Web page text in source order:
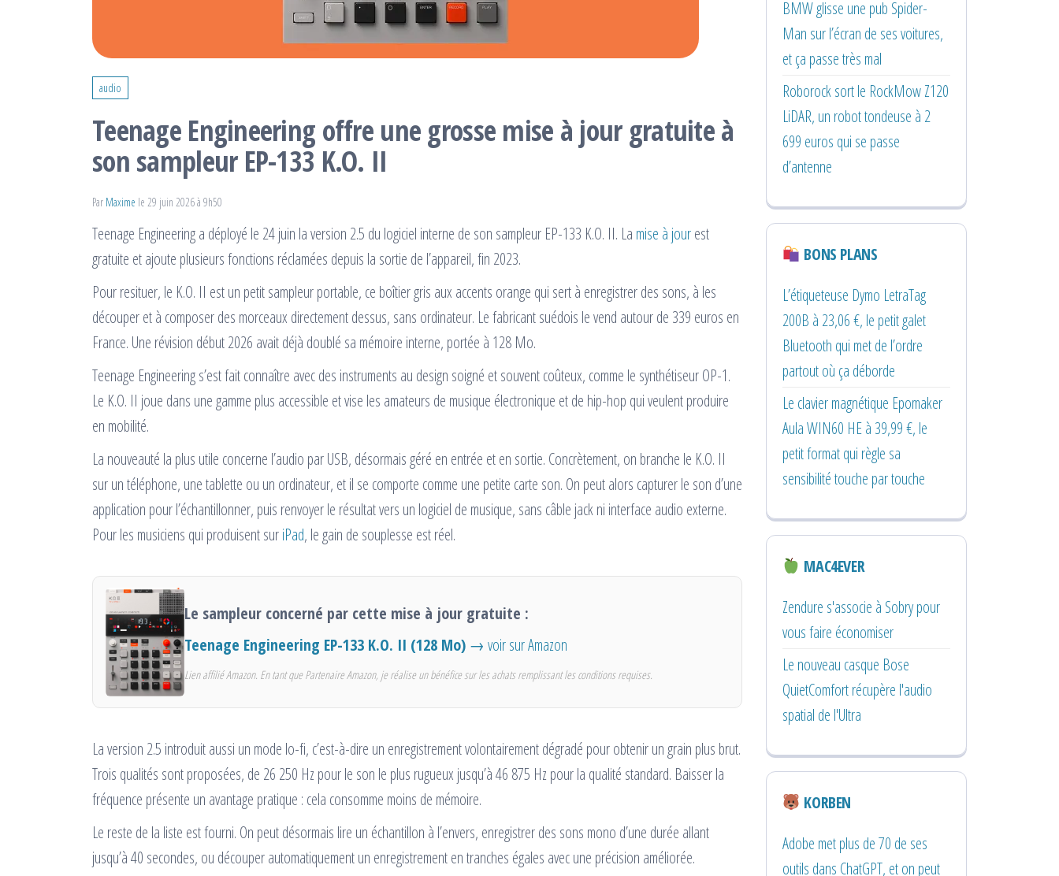
audio
Teenage Engineering offre une grosse mise à jour gratuite à
son sampleur EP-133 K.O. II
Par Maxime le 29 juin 2026 à 9h50
Teenage Engineering a déployé le 24 juin la version 2.5 du logiciel interne de son sampleur EP-133 K.O. II. La mise à jourest
gratuite et ajoute plusieurs fonctions réclamées depuis la sortie de l’appareil, fin 2023.
Pour resituer, le K.O. II est un petit sampleur portable, ce boîtier gris aux accents orange qui sert à enregistrer des sons, à les
découper et à composer des morceaux directement dessus, sans ordinateur. Le fabricant suédois le vend autour de 339 euros en
France. Une révision début 2026 avait déjà doublé sa mémoire interne, portée à 128 Mo.
Teenage Engineering s’est fait connaître avec des instruments au design soigné et souvent coûteux, comme le synthétiseur OP-1.
Le K.O. II joue dans une gamme plus accessible et vise les amateurs de musique électronique et de hip-hop qui veulent produire
en mobilité.
La nouveauté la plus utile concerne l’audio par USB, désormais géré en entrée et en sortie. Concrètement, on branche le K.O. II
sur un téléphone, une tablette ou un ordinateur, et il se comporte comme une petite carte son. On peut alors capturer le son d’une
application pour l’échantillonner, puis renvoyer le résultat vers un logiciel de musique, sans câble jack ni interface audio externe.
Pour les musiciens qui produisent suriPad, le gain de souplesse est réel.
Le sampleur concerné par cette mise à jour gratuite :
Teenage Engineering EP-133 K.O. II (128 Mo) → voir sur Amazon
Lien affilié Amazon. En tant que Partenaire Amazon, je réalise un bénéfice sur les achats remplissant les conditions requises.
La version 2.5 introduit aussi un mode lo-fi, c’est-à-dire un enregistrement volontairement dégradé pour obtenir un grain plus brut.
Trois qualités sont proposées, de 26 250 Hz pour le son le plus rugueux jusqu’à 46 875 Hz pour la qualité standard. Baisser la
fréquence présente un avantage pratique : cela consomme moins de mémoire.
Le reste de la liste est fourni. On peut désormais lire un échantillon à l’envers, enregistrer des sons mono d’une durée allant
jusqu’à 40 secondes, ou découper automatiquement un enregistrement en tranches égales avec une précision améliorée.
BMW glisse une pub Spider-
Man sur l’écran de ses voitures,
et ça passe très mal
Roborock sort le RockMow Z120
LiDAR, un robot tondeuse à 2
699 euros qui se passe
d’antenne
BONS PLANS
L’étiqueteuse Dymo LetraTag
200B à 23,06 €, le petit galet
Bluetooth qui met de l’ordre
partout où ça déborde
Le clavier magnétique Epomaker
Aula WIN60 HE à 39,99 €, le
petit format qui règle sa
sensibilité touche par touche
MAC4EVER
Zendure s'associe à Sobry pour
vous faire économiser
Le nouveau casque Bose
QuietComfort récupère l'audio
spatial de l'Ultra
KORBEN
Adobe met plus de 70 de ses
outils dans ChatGPT, et on peut